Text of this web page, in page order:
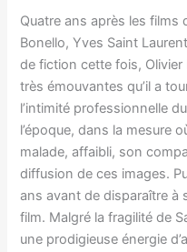
Quatre ans après les films
Bonello, Yves Saint
de fiction cette fois,
très émouvantes qu’il a
l’intimité professionnelle
l’époque, dans la mesure
malade, affaibli, son
diffusion de ces images.
ans avant de disparaître à
film. Malgré la fragilité de
une prodigieuse énergie